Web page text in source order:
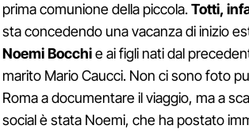
prima comunione della piccola.Totti,
sta concedendo una vacanza di inizio
Noemi Bocchie ai figli nati dal
marito Mario Caucci. Non ci sono foto
Roma a documentare il viaggio, ma a
social è stata Noemi, che ha postato